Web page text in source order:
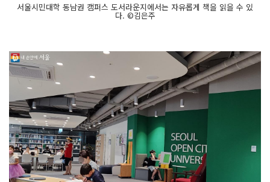
서울시민대학 동남권 캠퍼스 도서라운지에서는 자유롭게 책을 읽을 수 있
다. ©김은주